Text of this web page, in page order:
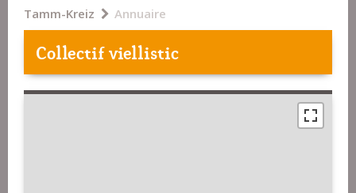
Tamm-Kreiz Annuaire
Collectif viellistic